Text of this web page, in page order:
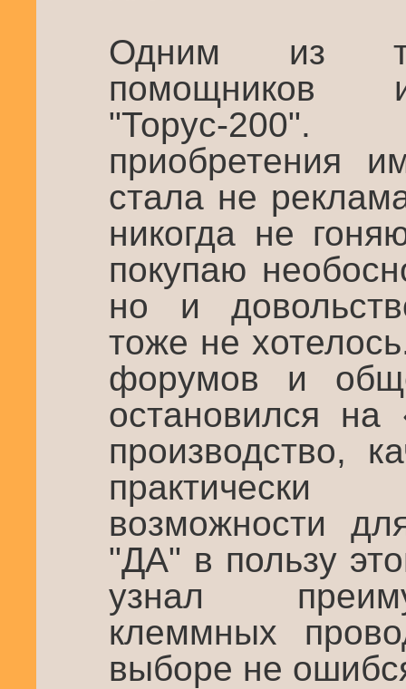
Одним из
"Торус-
приобретения
стала не
никогда не
покупаю
но и
тоже не
форумов и
остановился на
производство,
возможности
"ДА" в пользу
узнал
клеммных
выборе не